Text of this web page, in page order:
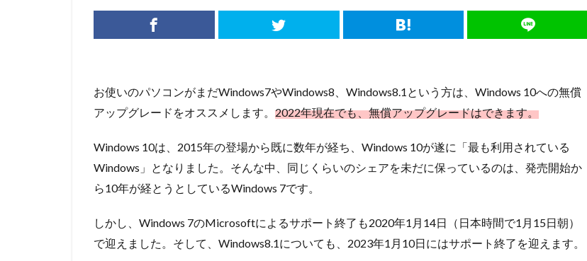
お使いのパソコンがまだWindows7やWindows8、Windows8.1という方は、Windows 10への無償
アップグレードをオススメします。 2022年現在でも、無償アップグレードはできます。
Windows 10は、2015年の登場から既に数年が経ち、Windows 10が遂に「最も利用されている
Windows」となりました。そんな中、同じくらいのシェアを未だに保っているのは、発売開始か
ら10年が経とうとしているWindows 7です。
しかし、Windows 7のMicrosoftによるサポート終了も2020年1月14日（日本時間で1月15日朝）
で迎えました。そして、Windows8.1についても、2023年1月10日にはサポート終了を迎えます。